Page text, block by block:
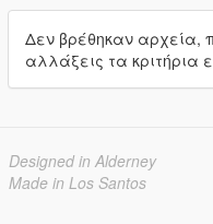
Δεν βρέθηκαν
αλλάξεις τα κριτήρια
Designed in Alderney
Made in Los Santos